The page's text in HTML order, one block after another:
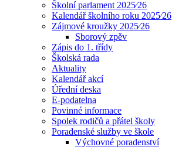
Školní parlament 2025⁄26
Kalendář školního roku 2025⁄26
Zájmové kroužky 2025⁄26
Sborový zpěv
Zápis do 1. třídy
Školská rada
Aktuality
Kalendář akcí
Úřední deska
E-podatelna
Povinné informace
Spolek rodičů a přátel školy
Poradenské služby ve škole
Výchovné poradenství